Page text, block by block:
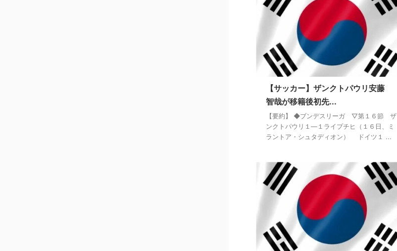
【サッカー】ザンクトパウリ安藤
智哉が移籍後初先...
【要約】 ◆ブンデスリーガ ▽第１６節 ザ
ンクトパウリ１―１ライプチヒ（１６日、ミ
ラントア・シュタディオン） ドイツ１ ...